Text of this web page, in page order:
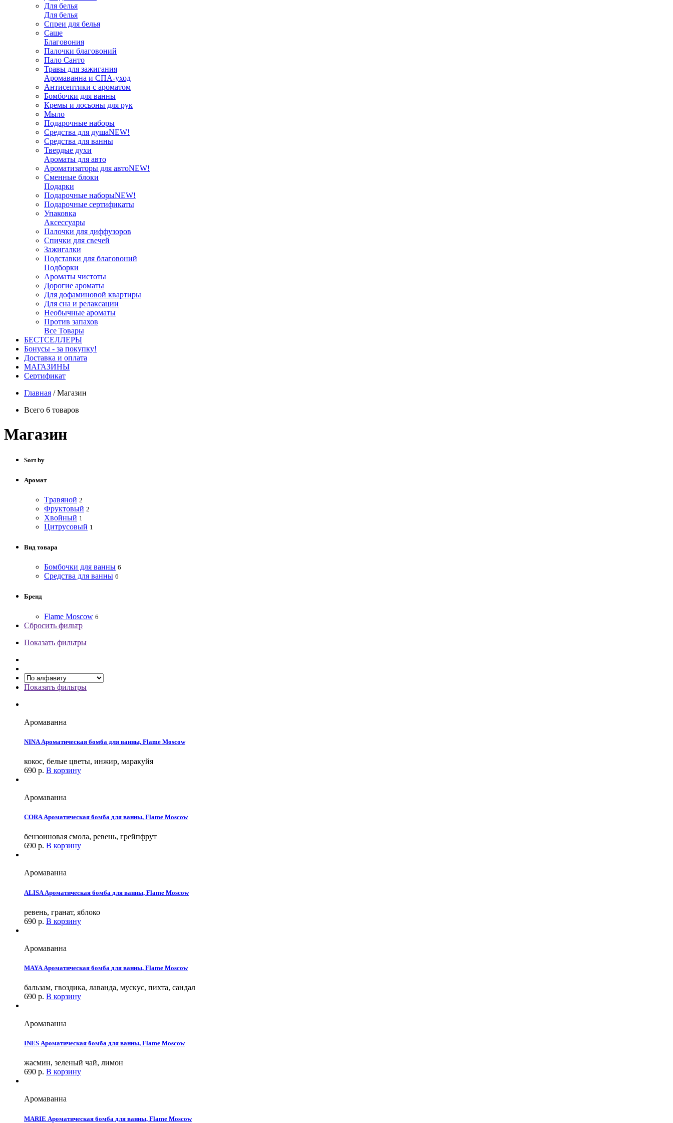
Для белья
Для белья
Спреи для белья
Саше
Благовония
Палочки благовоний
Пало Санто
Травы для зажигания
Аромаванна и СПА-уход
Антисептики с ароматом
Бомбочки для ванны
Кремы и лосьоны для рук
Мыло
Подарочные наборы
Средства для душаNEW!
Средства для ванны
Твердые духи
Ароматы для авто
Ароматизаторы для автоNEW!
Сменные блоки
Подарки
Подарочные наборыNEW!
Подарочные сертификаты
Упаковка
Аксессуары
Палочки для диффузоров
Спички для свечей
Зажигалки
Подставки для благовоний
Подборки
Ароматы чистоты
Дорогие ароматы
Для дофаминовой квартиры
Для сна и релаксации
Необычные ароматы
Против запахов
Все Товары
БЕСТСЕЛЛЕРЫ
Бонусы - за покупку!
Доставка и оплата
МАГАЗИНЫ
Cертификат
Главная /Магазин
Всего 6 товаров
Магазин
Sort by
Аромат
Tравяной 2
Фруктовый 2
Хвойный 1
Цитрусовый 1
Вид товара
Бомбочки для ванны 6
Средства для ванны 6
Бренд
Flame Moscow 6
Сбросить фильтр
Показать фильтры
Показать фильтры
Аромаванна
NINA Ароматическая бомба для ванны, Flame Moscow
кокос, белые цветы, инжир, маракуйя
690 р. В корзину
Аромаванна
CORA Ароматическая бомба для ванны, Flame Moscow
бензоиновая смола, ревень, грейпфрут
690 р. В корзину
Аромаванна
ALISA Ароматическая бомба для ванны, Flame Moscow
ревень, гранат, яблоко
690 р. В корзину
Аромаванна
MAYA Ароматическая бомба для ванны, Flame Moscow
бальзам, гвоздика, лаванда, мускус, пихта, сандал
690 р. В корзину
Аромаванна
INES Ароматическая бомба для ванны, Flame Moscow
жасмин, зеленый чай, лимон
690 р. В корзину
Аромаванна
MARIE Ароматическая бомба для ванны, Flame Moscow